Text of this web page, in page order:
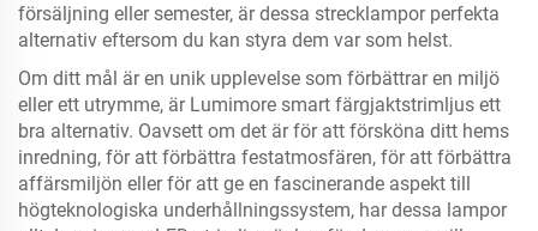
försäljning eller semester, är dessa strecklampor perfekta
alternativ eftersom du kan styra dem var som helst.
Om ditt mål är en unik upplevelse som förbättrar en miljö
eller ett utrymme, är Lumimore smart färgjaktstrimljus ett
bra alternativ. Oavsett om det är för att försköna ditt hems
inredning, för att förbättra festatmosfären, för att förbättra
affärsmiljön eller för att ge en fascinerande aspekt till
högteknologiska underhållningssystem, har dessa lampor